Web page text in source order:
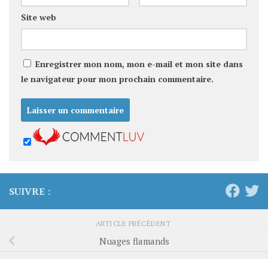
Site web
Enregistrer mon nom, mon e-mail et mon site dans
le navigateur pour mon prochain commentaire.
SUIVRE :
ARTICLE PRÉCÉDENT
Nuages flamands